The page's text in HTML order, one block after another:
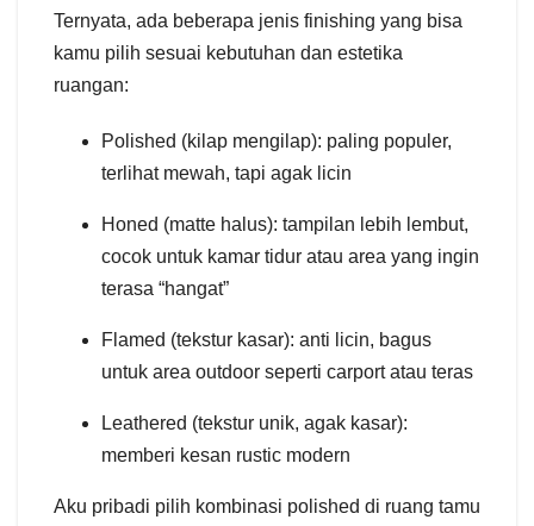
Ternyata, ada beberapa jenis finishing yang bisa
kamu pilih sesuai kebutuhan dan estetika
ruangan:
Polished (kilap mengilap): paling populer,
terlihat mewah, tapi agak licin
Honed (matte halus): tampilan lebih lembut,
cocok untuk kamar tidur atau area yang ingin
terasa “hangat”
Flamed (tekstur kasar): anti licin, bagus
untuk area outdoor seperti carport atau teras
Leathered (tekstur unik, agak kasar):
memberi kesan rustic modern
Aku pribadi pilih kombinasi polished di ruang tamu